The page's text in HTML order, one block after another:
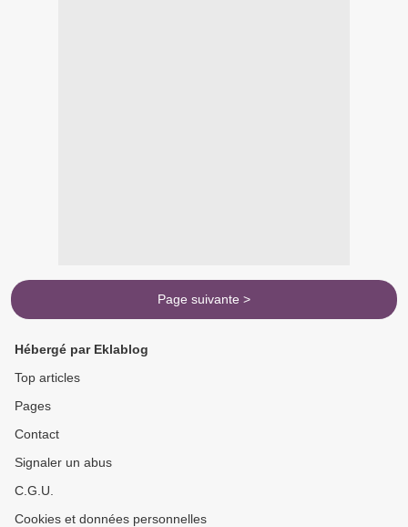
Page suivante >
Hébergé par Eklablog
Top articles
Pages
Contact
Signaler un abus
C.G.U.
Cookies et données personnelles